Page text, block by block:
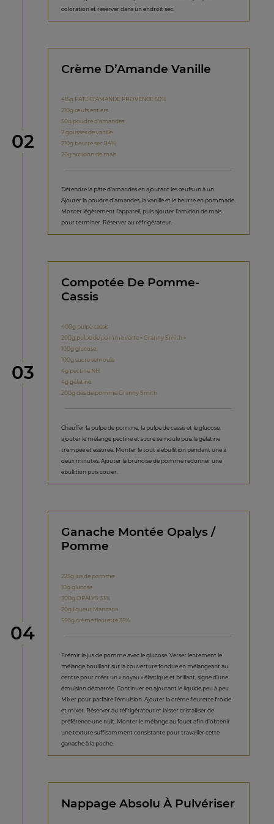
coloration et réserver dans un endroit sec.
étape
02
Crème D’Amande Vanille
415g PATE D'AMANDE PROVENCE 50%
210g œufs entiers
50g poudre d’amandes
2 gousses de vanille
210g beurre sec 84%
20g amidon de maïs
Détendre la pâte d’amandes en ajoutant les œufs un à un.
Ajouter la poudre d’amandes, la vanille et le beurre en pommade.
Monter légèrement l’appareil, puis ajouter l’amidon de maïs
pour terminer. Réserver au réfrigérateur.
étape
03
Compotée De Pomme-
Cassis
400g pulpe cassis
200g pulpe de pomme verte « Granny Smith »
100g glucose
100g sucre semoule
4g pectine NH
4g gélatine
200g dés de pomme Granny Smith
Chauffer la pulpe de pomme, la pulpe de cassis et le glucose,
ajouter le mélange pectine et sucre semoule puis la gélatine
trempée et essorée. Monter le tout à ébullition pendant une à
deux minutes. Ajouter la brunoise de pomme redonner une
ébullition puis couler.
étape
04
Ganache Montée Opalys /
Pomme
225g jus de pomme
10g glucose
300g OPALYS 33%
20g liqueur Manzana
550g crème fleurette 35%
Frémir le jus de pomme avec le glucose. Verser lentement le
mélange bouillant sur la couverture fondue en mélangeant au
centre pour créer un « noyau » élastique et brillant, signe d’une
émulsion démarrée. Continuer en ajoutant le liquide peu à peu.
Mixer pour parfaire l’émulsion. Ajouter la crème fleurette froide
et mixer. Réserver au réfrigérateur et laisser cristalliser de
préférence une nuit. Monter le mélange au fouet afin d’obtenir
une texture suffisamment consistante pour travailler cette
ganache à la poche.
Nappage Absolu À Pulvériser